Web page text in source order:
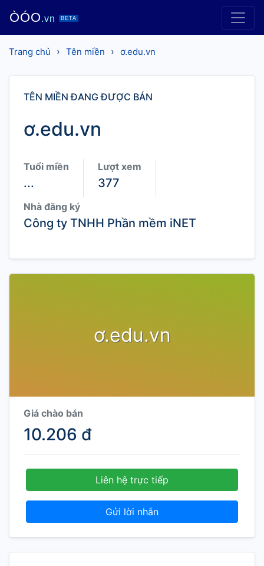
ÒÓO.vn BETA
Trang chủ › Tên miền › ơ.edu.vn
TÊN MIỀN ĐANG ĐƯỢC BÁN
ơ.edu.vn
Tuổi miền
...
Lượt xem
377
Nhà đăng ký
Công ty TNHH Phần mềm iNET
ơ.edu.vn
Giá chào bán
10.206 đ
Liên hệ trực tiếp
Gửi lời nhắn